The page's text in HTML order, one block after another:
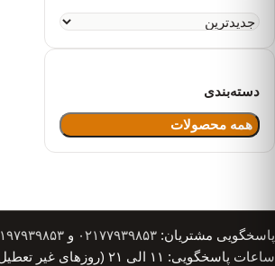
دسته‌بندی
همه محصولات
پاسخگویی مشتریان: ۰۲۱۷۷۹۳۹۸۵۳ و
ساعات پاسخگویی: ۱۱ الی ۲۱ (روزهای غیر تعطیل)